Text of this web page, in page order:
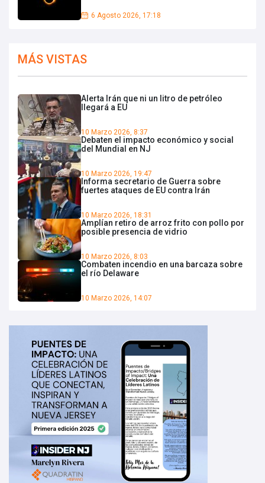
6 Agosto 2026, 17:18
MÁS VISTAS
Alerta Irán que ni un litro de petróleo
llegará a EU
10 Marzo 2026, 8:37
Debaten el impacto económico y social
del Mundial en NJ
10 Marzo 2026, 19:47
Informa secretario de Guerra sobre
fuertes ataques de EU contra Irán
10 Marzo 2026, 18:31
Amplían retiro de arroz frito con pollo por
posible presencia de vidrio
10 Marzo 2026, 8:03
Combaten incendio en una barcaza sobre
el río Delaware
10 Marzo 2026, 14:07